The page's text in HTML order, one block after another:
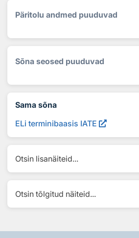
Päritolu andmed puuduvad
Sõna seosed puuduvad
Sama sõna
ELi terminibaasis IATE
Otsin lisanäiteid...
Otsin tõlgitud näiteid...